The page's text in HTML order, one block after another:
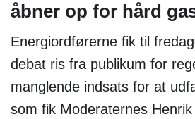
åbner op for hård
Energiordførerne fik til
debat ris fra publikum for
manglende indsats for at
som fik Moderaternes Henrik